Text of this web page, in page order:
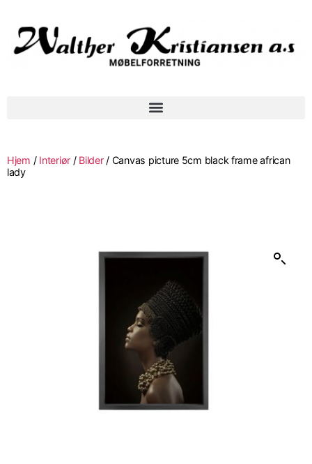
Hjem / Interiør/ Bilder/ Canvas picture 5cm black frame african
lady